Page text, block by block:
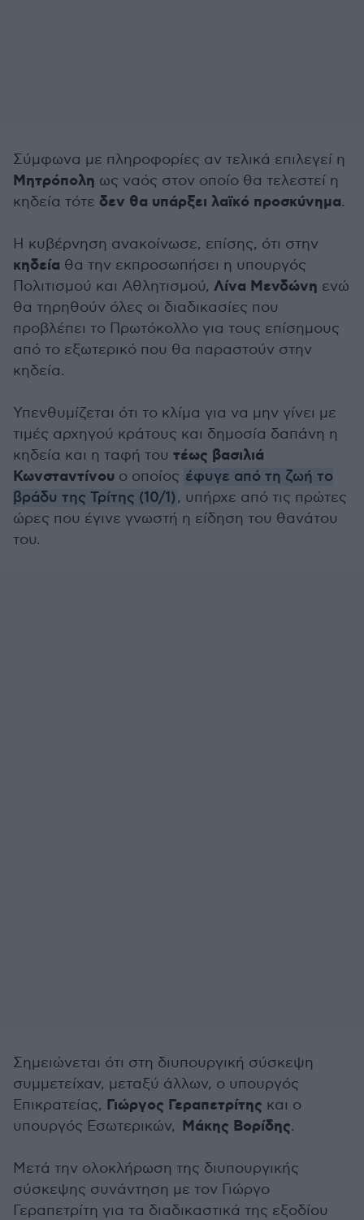
Σύμφωνα με πληροφορίες αν τελικά επιλεγεί η
Μητρόπολη ως ναός στον οποίο θα τελεστεί η
κηδεία τότε δεν θα υπάρξει λαϊκό προσκύνημα.
Η κυβέρνηση ανακοίνωσε, επίσης, ότι στην
κηδεία θα την εκπροσωπήσει η υπουργός
Πολιτισμού και Αθλητισμού, Λίνα Μενδώνη ενώ
θα τηρηθούν όλες οι διαδικασίες που
προβλέπει το Πρωτόκολλο για τους επίσημους
από το εξωτερικό που θα παραστούν στην
κηδεία.
Υπενθυμίζεται ότι το κλίμα για να μην γίνει με
τιμές αρχηγού κράτους και δημοσία δαπάνη η
κηδεία και η ταφή του τέως βασιλιά
Κωνσταντίνου ο οποίος έφυγε από τη ζωή το
βράδυ της Τρίτης (10/1), υπήρχε από τις πρώτες
ώρες που έγινε γνωστή η είδηση του θανάτου
του.
Σημειώνεται ότι στη διυπουργική σύσκεψη
συμμετείχαν, μεταξύ άλλων, ο υπουργός
Επικρατείας, Γιώργος Γεραπετρίτης και ο
υπουργός Εσωτερικών, Μάκης Βορίδης.
Μετά την ολοκλήρωση της διυπουργικής
σύσκεψης συνάντηση με τον Γιώργο
Γεραπετρίτη για τα διαδικαστικά της εξοδίου